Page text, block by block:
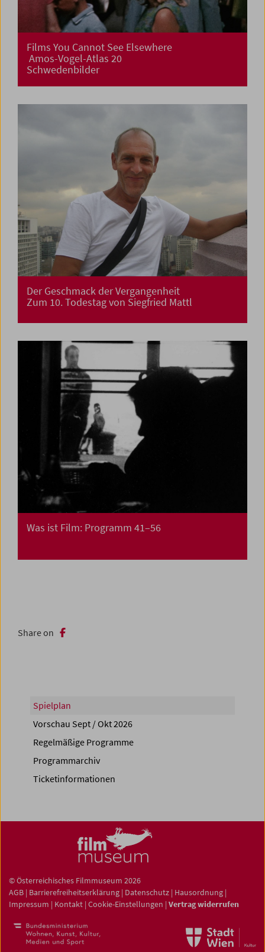
Films You Cannot See Elsewhere
Amos-Vogel-Atlas 20
Schwedenbilder
Der Geschmack der Vergangenheit
Zum 10. Todestag von Siegfried Mattl
Was ist Film: Programm 41–56
Share on
Spielplan
Vorschau Sept / Okt 2026
Regelmäßige Programme
Programmarchiv
Ticketinformationen
© Österreichisches Filmmuseum 2026
AGB | Barrierefreiheitserklärung | Datenschutz | Hausordnung |
Impressum | Kontakt | Cookie-Einstellungen | Vertrag widerrufen